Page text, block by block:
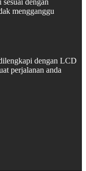
dengan
mengganggu
dengan LCD
perjalanan anda